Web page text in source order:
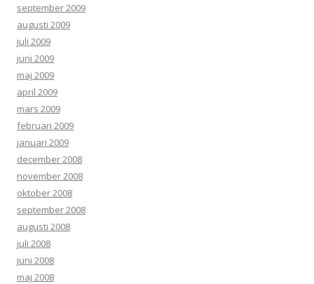
september 2009
augusti 2009
juli 2009
juni 2009
maj 2009
april 2009
mars 2009
februari 2009
januari 2009
december 2008
november 2008
oktober 2008
september 2008
augusti 2008
juli 2008
juni 2008
maj 2008